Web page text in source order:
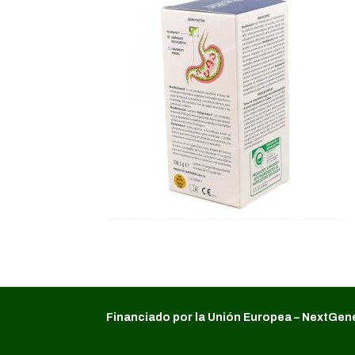
Financiado por la Unión Europea –